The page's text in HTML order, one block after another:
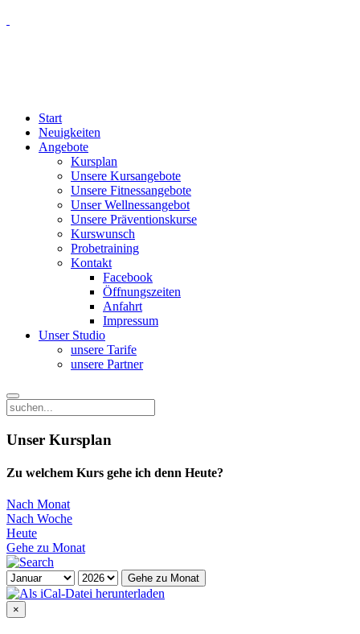
Start
Neuigkeiten
Angebote
Kursplan
Unsere Kursangebote
Unsere Fitnessangebote
Unser Wellnessangebot
Unsere Präventionskurse
Kurswunsch
Probetraining
Kontakt
Facebook
Öffnungszeiten
Anfahrt
Impressum
Unser Studio
unsere Tarife
unsere Partner
Unser Kursplan
Zu welchem Kurs gehe ich denn Heute?
Nach Monat
Nach Woche
Heute
Gehe zu Monat
Gehe zu Monat
×